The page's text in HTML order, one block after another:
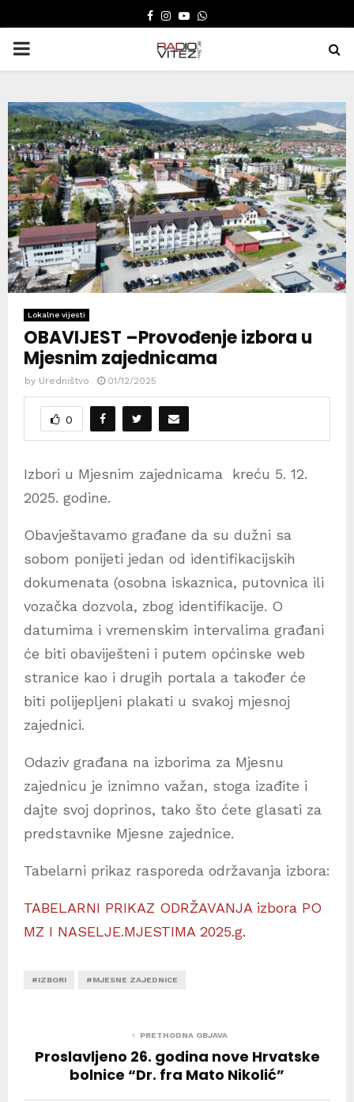
FACEBOOK
INSTAGRAM
YOUTUBE
WHATSAPP
PRIMARY
Lokalne vijesti
OBAVIJEST –Provođenje izbora u
Mjesnim zajednicama
by Uredništvo 01/12/2025
0
Izbori u Mjesnim zajednicama kreću 5. 12.
2025. godine.
Obavještavamo građane da su dužni sa
sobom ponijeti jedan od identifikacijskih
dokumenata (osobna iskaznica, putovnica ili
vozačka dozvola, zbog identifikacije. O
datumima i vremenskim intervalima građani
će biti obaviješteni i putem općinske web
stranice kao i drugih portala a također će
biti polijepljeni plakati u svakoj mjesnoj
zajednici.
Odaziv građana na izborima za Mjesnu
zajednicu je iznimno važan, stoga izađite i
dajte svoj doprinos, tako što ćete glasati za
predstavnike Mjesne zajednice.
Tabelarni prikaz rasporeda održavanja izbora:
TABELARNI PRIKAZ ODRŽAVANJA izbora PO
MZ I NASELJE.MJESTIMA 2025.g.
#IZBORI #MJESNE ZAJEDNICE
PRETHODNA OBJAVA
Proslavljeno 26. godina nove Hrvatske
bolnice “Dr. fra Mato Nikolić”